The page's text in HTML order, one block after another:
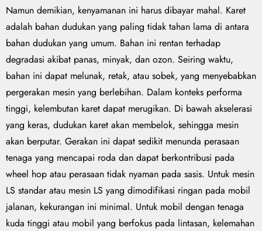
Namun demikian, kenyamanan ini harus dibayar mahal. Karet
adalah bahan dudukan yang paling tidak tahan lama di antara
bahan dudukan yang umum. Bahan ini rentan terhadap
degradasi akibat panas, minyak, dan ozon. Seiring waktu,
bahan ini dapat melunak, retak, atau sobek, yang menyebabkan
pergerakan mesin yang berlebihan. Dalam konteks performa
tinggi, kelembutan karet dapat merugikan. Di bawah akselerasi
yang keras, dudukan karet akan membelok, sehingga mesin
akan berputar. Gerakan ini dapat sedikit menunda perasaan
tenaga yang mencapai roda dan dapat berkontribusi pada
wheel hop atau perasaan tidak nyaman pada sasis. Untuk mesin
LS standar atau mesin LS yang dimodifikasi ringan pada mobil
jalanan, kekurangan ini minimal. Untuk mobil dengan tenaga
kuda tinggi atau mobil yang berfokus pada lintasan, kelemahan